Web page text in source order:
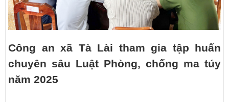
Công an xã Tà Lài tham gia tập huấn
chuyên sâu Luật Phòng, chống ma túy
năm 2025